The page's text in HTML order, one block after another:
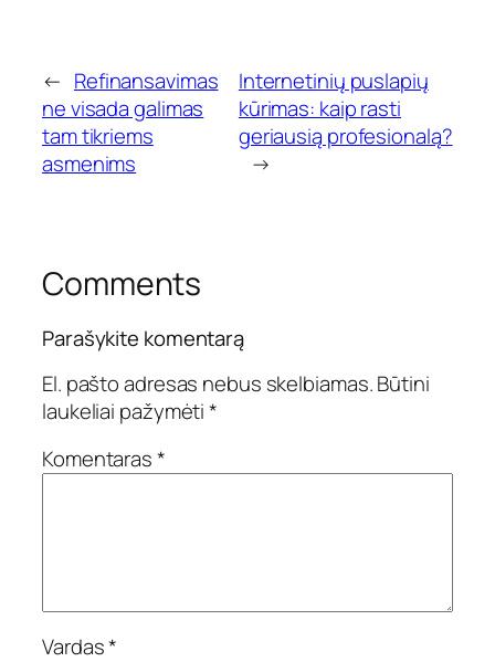
← Refinansavimas
ne visada galimas
tam tikriems
asmenims
Internetinių puslapių
kūrimas: kaip rasti
geriausią profesionalą?
→
Comments
Parašykite komentarą
El. pašto adresas nebus skelbiamas.Būtini
laukeliai pažymėti*
Komentaras*
Vardas*